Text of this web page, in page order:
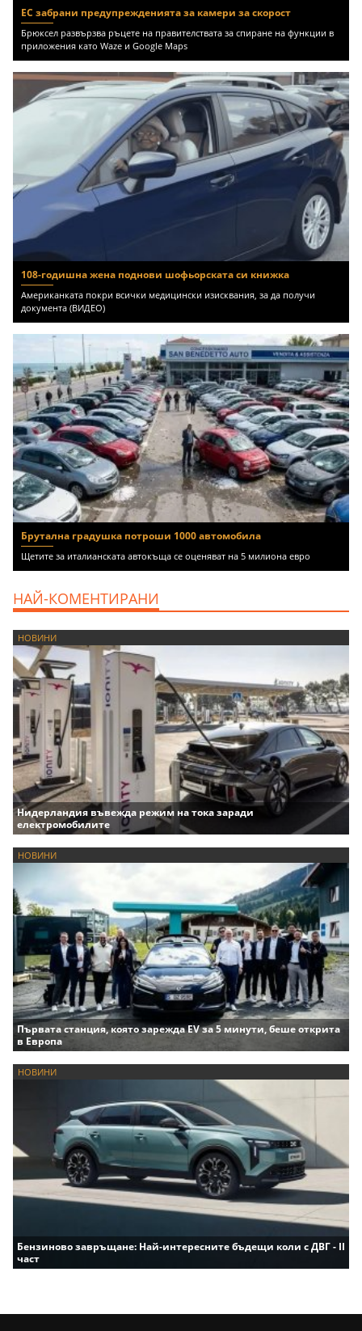
ЕС забрани предупрежденията за камери за скорост
Брюксел развързва ръцете на правителствата за спиране на функции в
приложения като Waze и Google Maps
108-годишна жена поднови шофьорската си книжка
Американката покри всички медицински изисквания, за да получи
документа (ВИДЕО)
Брутална градушка потроши 1000 автомобила
Щетите за италианската автокъща се оценяват на 5 милиона евро
НАЙ-КОМЕНТИРАНИ
НОВИНИ
Нидерландия въвежда режим на тока заради
електромобилите
НОВИНИ
Първата станция, която зарежда EV за 5 минути, беше открита
в Европа
НОВИНИ
Бензиново завръщане: Най-интересните бъдещи коли с ДВГ - II
част